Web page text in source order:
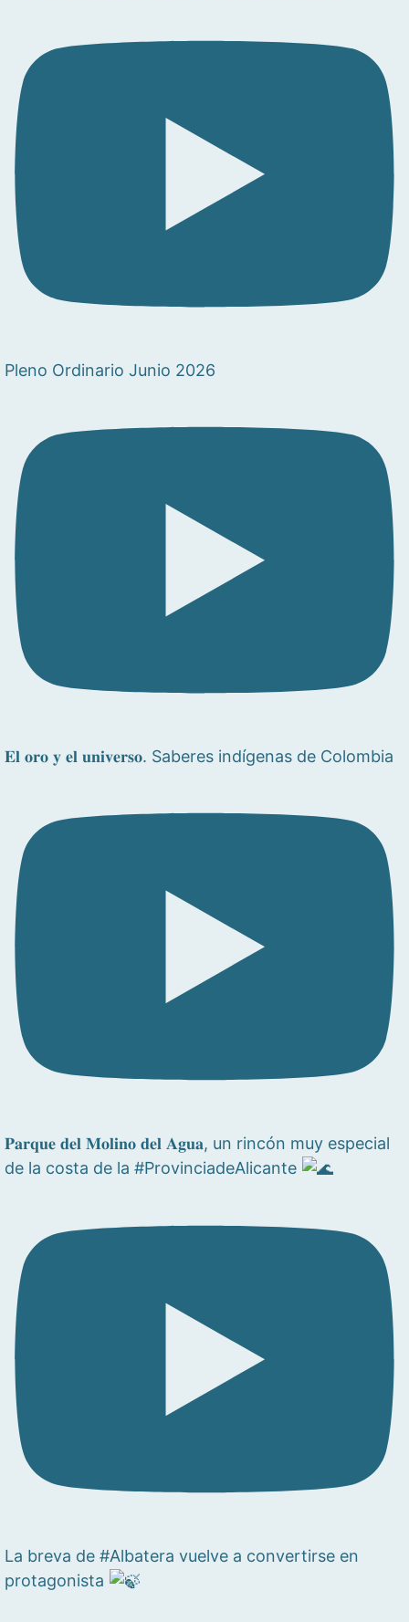
Pleno Ordinario Junio 2026
𝐄𝐥 𝐨𝐫𝐨 𝐲 𝐞𝐥 𝐮𝐧𝐢𝐯𝐞𝐫𝐬𝐨. Saberes indígenas de Colombia
𝐏𝐚𝐫𝐪𝐮𝐞 𝐝𝐞𝐥 𝐌𝐨𝐥𝐢𝐧𝐨 𝐝𝐞𝐥 𝐀𝐠𝐮𝐚, un rincón muy especial
de la costa de la #ProvinciadeAlicante
La breva de #Albatera vuelve a convertirse en
protagonista